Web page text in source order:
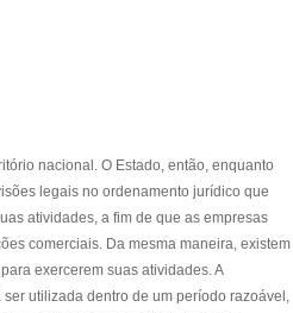
nacional. O Estado, então, enquanto
legais no ordenamento jurídico que
atividades, a fim de que as empresas
comerciais. Da mesma maneira, existem
exercerem suas atividades. A
utilizada dentro de um período razoável,